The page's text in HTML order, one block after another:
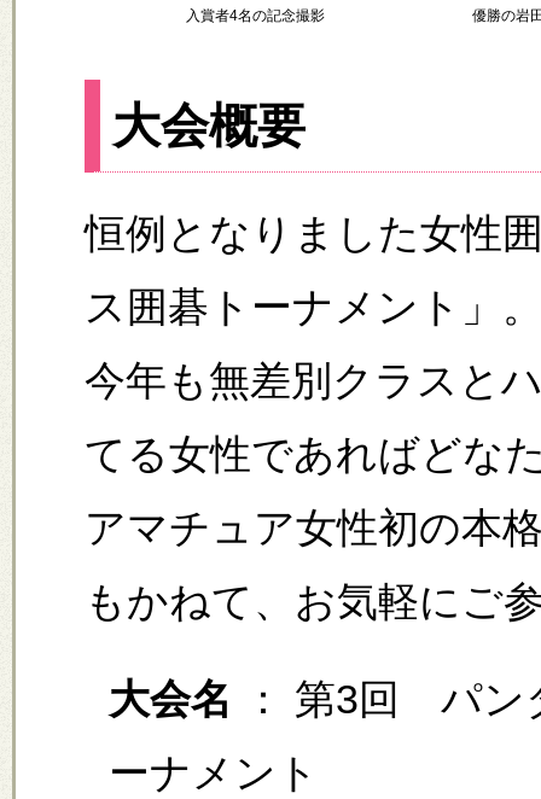
入賞者4名の記念撮影 優勝の岩
大会概要
恒例となりました女性
ス囲碁トーナメント」
今年も無差別クラスと
てる女性であればどな
アマチュア女性初の本
もかねて、お気軽にご
大会名
： 第3回 パン
ーナメント